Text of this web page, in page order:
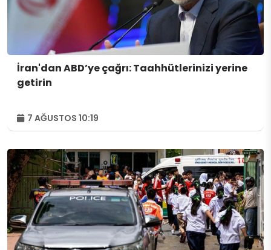
İran'dan ABD’ye çağrı: Taahhütlerinizi yerine
getirin
7 AĞUSTOS 10:19